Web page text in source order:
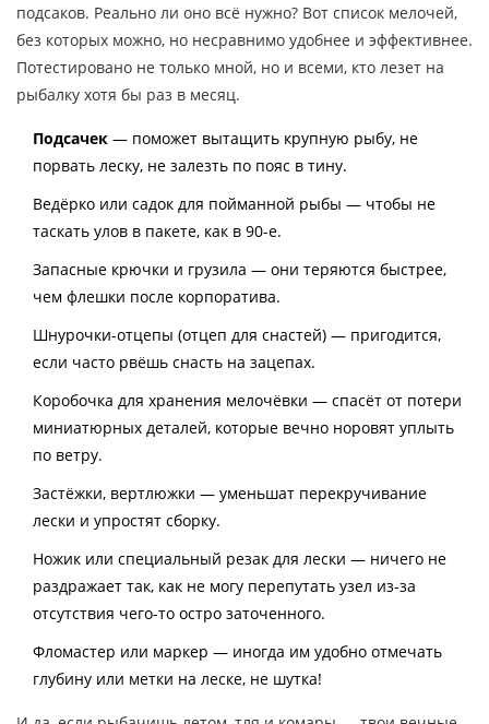
подсаков. Реально ли оно всё нужно? Вот список мелочей,
без которых можно, но несравнимо удобнее и эффективнее.
Потестировано не только мной, но и всеми, кто лезет на
рыбалку хотя бы раз в месяц.
Подсачек — поможет вытащить крупную рыбу, не
порвать леску, не залезть по пояс в тину.
Ведёрко или садок для пойманной рыбы — чтобы не
таскать улов в пакете, как в 90-е.
Запасные крючки и грузила — они теряются быстрее,
чем флешки после корпоратива.
Шнурочки-отцепы (отцеп для снастей) — пригодится,
если часто рвёшь снасть на зацепах.
Коробочка для хранения мелочёвки — спасёт от потери
миниатюрных деталей, которые вечно норовят уплыть
по ветру.
Застёжки, вертлюжки — уменьшат перекручивание
лески и упростят сборку.
Ножик или специальный резак для лески — ничего не
раздражает так, как не могу перепутать узел из-за
отсутствия чего-то остро заточенного.
Фломастер или маркер — иногда им удобно отмечать
глубину или метки на леске, не шутка!